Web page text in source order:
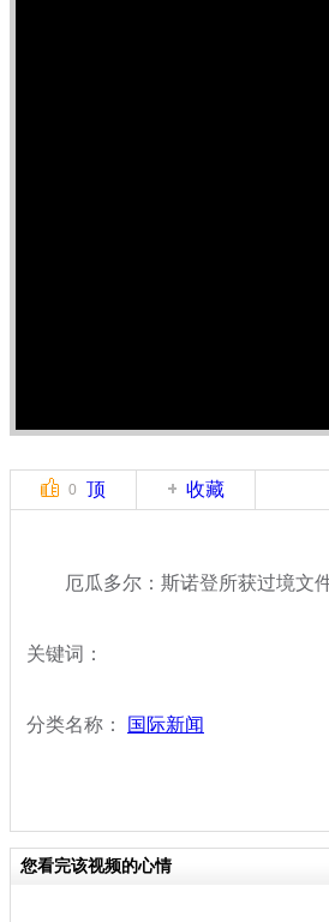
0 顶 收藏
厄瓜多尔：斯诺登所获过境文
关键词：
分类名称： 国际新闻
您看完该视频的心情